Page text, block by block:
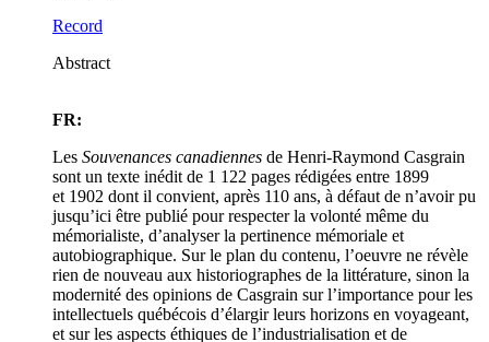
Record
Abstract
FR:
Les Souvenances canadiennes de Henri-Raymond Casgrain
sont un texte inédit de 1 122 pages rédigées entre 1899
et 1902 dont il convient, après 110 ans, à défaut de n’avoir pu
jusqu’ici être publié pour respecter la volonté même du
mémorialiste, d’analyser la pertinence mémoriale et
autobiographique. Sur le plan du contenu, l’oeuvre ne révèle
rien de nouveau aux historiographes de la littérature, sinon la
modernité des opinions de Casgrain sur l’importance pour les
intellectuels québécois d’élargir leurs horizons en voyageant,
et sur les aspects éthiques de l’industrialisation et de